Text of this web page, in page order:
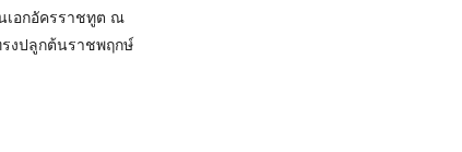
เอกอัครราชทูต ณ
งปลูกต้นราชพฤกษ์